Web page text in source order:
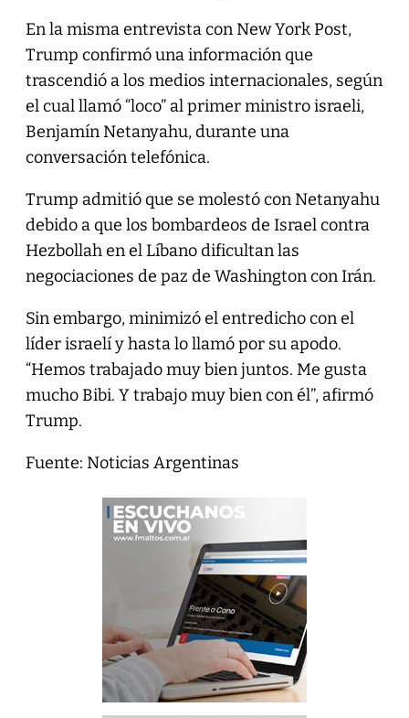
En la misma entrevista con New York Post,
Trump confirmó una información que
trascendió a los medios internacionales, según
el cual llamó “loco” al primer ministro israeli,
Benjamín Netanyahu, durante una
conversación telefónica.
Trump admitió que se molestó con Netanyahu
debido a que los bombardeos de Israel contra
Hezbollah en el Líbano dificultan las
negociaciones de paz de Washington con Irán.
Sin embargo, minimizó el entredicho con el
líder israelí y hasta lo llamó por su apodo.
“Hemos trabajado muy bien juntos. Me gusta
mucho Bibi. Y trabajo muy bien con él”, afirmó
Trump.
Fuente: Noticias Argentinas